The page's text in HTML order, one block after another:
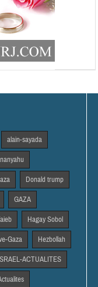
alain-sayada
Donald trump
GAZA
Hagay Sobol
Gaza Hezbollah
ACTUALITES